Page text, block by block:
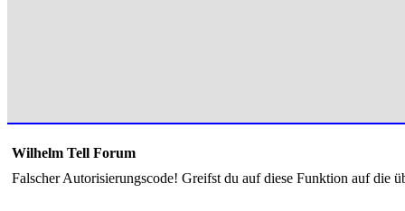
Wilhelm Tell Forum
Falscher Autorisierungscode! Greifst du auf diese Funktion auf die